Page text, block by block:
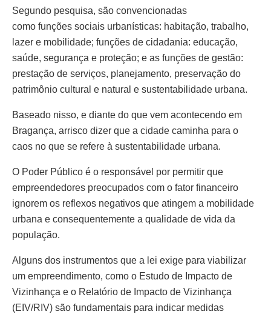
Segundo pesquisa, são convencionadas
como funções sociais urbanísticas: habitação, trabalho,
lazer e mobilidade; funções de cidadania: educação,
saúde, segurança e proteção; e as funções de gestão:
prestação de serviços, planejamento, preservação do
patrimônio cultural e natural e sustentabilidade urbana.
Baseado nisso, e diante do que vem acontecendo em
Bragança, arrisco dizer que a cidade caminha para o
caos no que se refere à sustentabilidade urbana.
O Poder Público é o responsável por permitir que
empreendedores preocupados com o fator financeiro
ignorem os reflexos negativos que atingem a mobilidade
urbana e consequentemente a qualidade de vida da
população.
Alguns dos instrumentos que a lei exige para viabilizar
um empreendimento, como o Estudo de Impacto de
Vizinhança e o Relatório de Impacto de Vizinhança
(EIV/RIV) são fundamentais para indicar medidas